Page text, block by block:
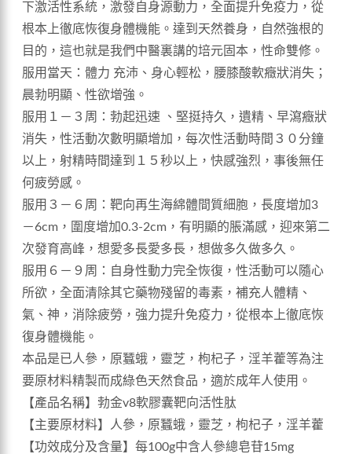
下激活性系統，激發自身源動力，全面提升免疫力，從
根本上徹底恢復身體機能。達到天然養身，自然強根的
目的，這也就是我們中醫裏講的培元固本，性命雙修。
服用當天：體力 充沛、身心輕松，腰膝酸軟癥狀消失；
晨勃明顯、性欲增強。
服用１－３周：勃起迅速 、堅挺持久，遺精、早瀉癥狀
消失，性活動次數明顯增加，每次性活動時間３０分鐘
以上，射精時間達到１５秒以上，快感強烈，事後無任
何疲勞感。
服用３－６周：靶向再生海綿體間質細胞，長度增加3
－6cm，圍度增加0.3-2cm，有明顯的脹滿感，迎來第二
次發育高峰，想愛多長愛多長，想做多久做多久。
服用６－９周：自身性動力完全恢復，性活動可以隨心
所欲，全面清除其它藥物殘留的毒素，補充人體精、
氣、神，消除疲勞，強力提升免疫力，從根本上徹底恢
復身體機能。
本品是已人參，原蠶蛾，靈芝，枸杞子，淫羊藿等為注
要原材料精製而成綠色天然食品，適於成年人使用。
【產品名稱】勃金v8軟膠囊靶向活性肽
【主要原材料】人參，原蠶蛾，靈芝，枸杞子，淫羊藿
【功效成分及含量】每100g中含人參總皂苷15mg